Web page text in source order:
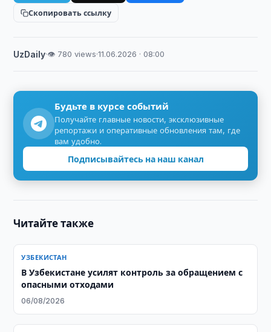
Скопировать ссылку
UzDaily·👁 780 views·11.06.2026 · 08:00
Будьте в курсе событий
Получайте главные новости, эксклюзивные
репортажи и оперативные обновления там, где
вам удобно.
Подписывайтесь на наш канал
Читайте также
УЗБЕКИСТАН
В Узбекистане усилят контроль за обращением с
опасными отходами
06/08/2026